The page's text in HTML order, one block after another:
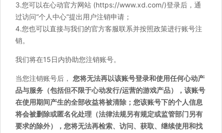
3.您可以在心动官方网站 (https://www.xd.com/)登录后，通
过访问“个人中心”提出用户注销申请；
4.您也可以直接与我们的官方客服联系并按照政策进行账号注
销。
我们将在15日内协助您注销账号。
当您注销账号后， 您将无法再以该账号登录和使用任何心动产
品与服务（包括但不限于心动发行/运营的游戏产品），该账号
在使用期间产生的全部收益将被清除；您该账号下的个人信息
将会被删除或匿名化处理（法律法规另有规定或监管部门另有
要求的除外），您将无法再检索、访问、获取、继续使用和找